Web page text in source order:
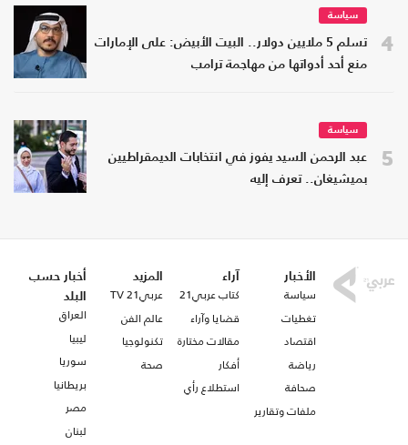
4
سياسة
تسلم 5 ملايين دولار.. البيت الأبيض: على الإمارات
منع أحد أدواتها من مهاجمة ترامب
5
سياسة
عبد الرحمن السيد يفوز في انتخابات الديمقراطيين
بميشيغان.. تعرف إليه
الأخبار
سياسة
تغطيات
اقتصاد
رياضة
صحافة
ملفات وتقارير
آراء
كتاب عربي21
قضايا وآراء
مقالات مختارة
أفكار
استطلاع رأي
المزيد
عربي21 TV
عالم الفن
تكنولوجيا
صحة
أخبار حسب
البلد
العراق
ليبيا
سوريا
بريطانيا
مصر
لبنان